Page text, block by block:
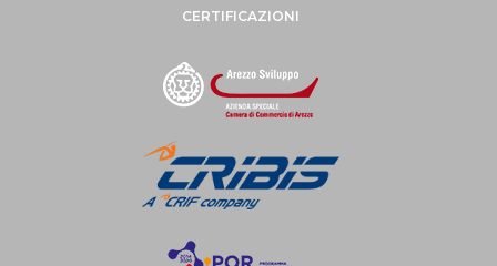
CERTIFICAZIONI